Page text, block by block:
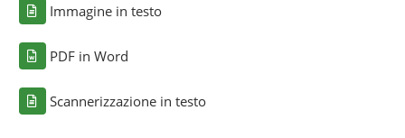
Immagine in testo
PDF in Word
Scannerizzazione in testo